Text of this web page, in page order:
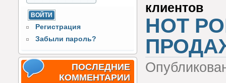
Регистрация
Забыли пароль?
ПОСЛЕДНИЕ
КОММЕНТАРИИ
клиентов
HOT